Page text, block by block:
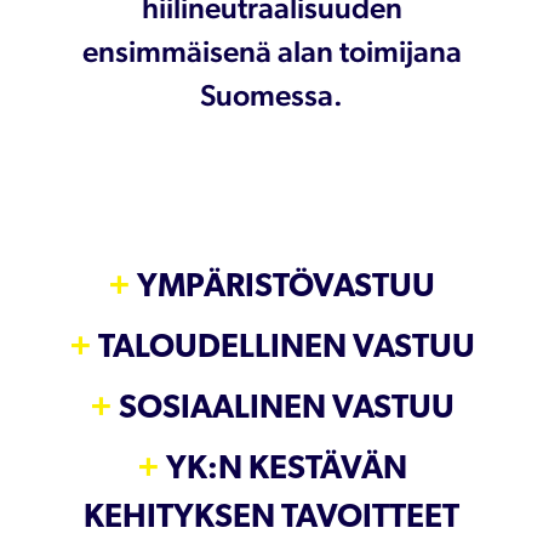
hiilineutraalisuuden
ensimmäisenä alan toimijana
Suomessa.
YMPÄRISTÖVASTUU
TALOUDELLINEN VASTUU
SOSIAALINEN VASTUU
YK:N KESTÄVÄN
KEHITYKSEN TAVOITTEET